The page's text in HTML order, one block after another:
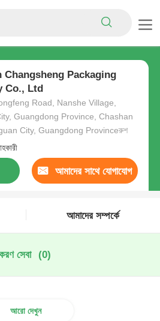
Changsheng Packaging
Co., Ltd
Road, Nanshe Village,
Guangdong Province, Chashan
City, Guangdong Provinceরুশ
আমাদের সাথে যোগাযোগ
আমাদের সম্পর্কে
সেবা (0)
আরো দেখুন